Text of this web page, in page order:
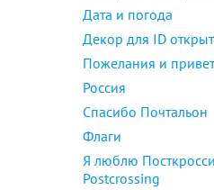
Дата и погода
Декор для ID
Пожелания и
Россия
Спасибо Почтальон
Флаги
Я люблю
Postcrossing